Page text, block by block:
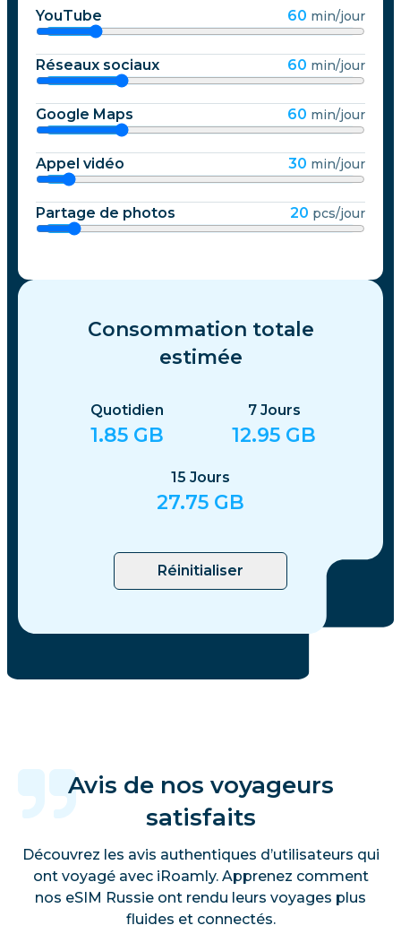
YouTube 60 min/jour
Réseaux sociaux 60 min/jour
Google Maps 60 min/jour
Appel vidéo 30 min/jour
Partage de photos 20 pcs/jour
Consommation totale
estimée
Quotidien
1.85 GB
7 Jours
12.95 GB
15 Jours
27.75 GB
Réinitialiser
Avis de nos voyageurs
satisfaits
Découvrez les avis authentiques d’utilisateurs qui
ont voyagé avec iRoamly. Apprenez comment
nos eSIM Russie ont rendu leurs voyages plus
fluides et connectés.